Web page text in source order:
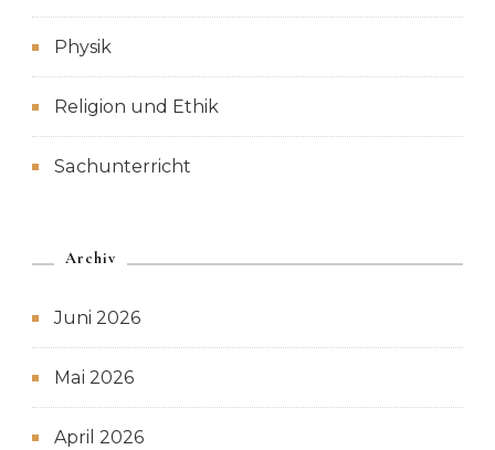
Physik
Religion und Ethik
Sachunterricht
Archiv
Juni 2026
Mai 2026
April 2026